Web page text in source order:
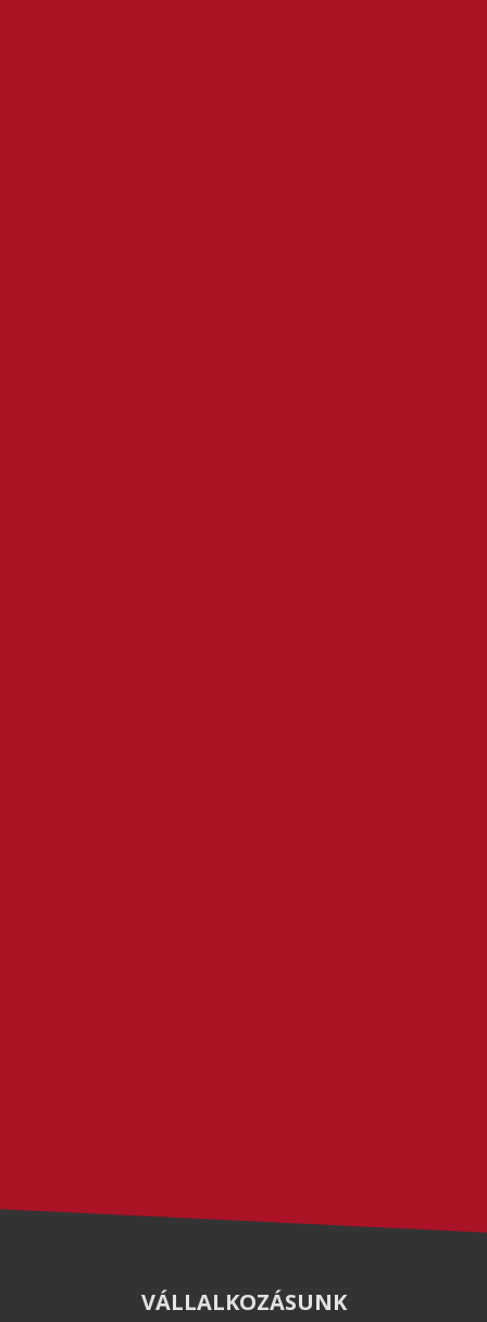
VÁLLALKOZÁSUNK